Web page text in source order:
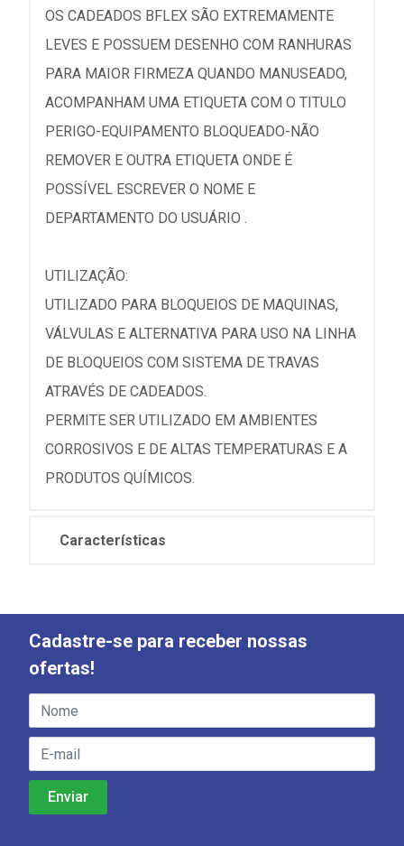
OS CADEADOS BFLEX SÃO EXTREMAMENTE
LEVES E POSSUEM DESENHO COM RANHURAS
PARA MAIOR FIRMEZA QUANDO MANUSEADO,
ACOMPANHAM UMA ETIQUETA COM O TITULO
PERIGO-EQUIPAMENTO BLOQUEADO-NÃO
REMOVER E OUTRA ETIQUETA ONDE É
POSSÍVEL ESCREVER O NOME E
DEPARTAMENTO DO USUÁRIO .
UTILIZAÇÃO:
UTILIZADO PARA BLOQUEIOS DE MAQUINAS,
VÁLVULAS E ALTERNATIVA PARA USO NA LINHA
DE BLOQUEIOS COM SISTEMA DE TRAVAS
ATRAVÉS DE CADEADOS.
PERMITE SER UTILIZADO EM AMBIENTES
CORROSIVOS E DE ALTAS TEMPERATURAS E A
PRODUTOS QUÍMICOS.
Características
Cadastre-se para receber nossas
ofertas!